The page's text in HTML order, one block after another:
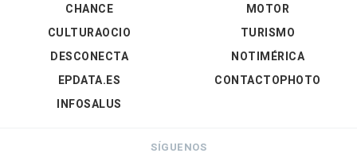
CHANCE
CULTURAOCIO
DESCONECTA
EPDATA.ES
INFOSALUS
MOTOR
TURISMO
NOTIMÉRICA
CONTACTOPHOTO
SÍGUENOS